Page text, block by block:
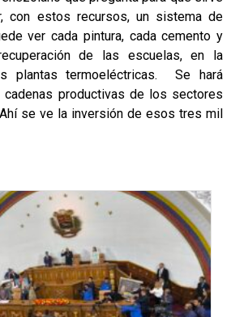
con estos recursos, un sistema de
ver cada pintura, cada cemento y
de las escuelas, en la
plantas termoeléctricas. Se hará
cadenas productivas de los sectores
se ve la inversión de esos tres mil